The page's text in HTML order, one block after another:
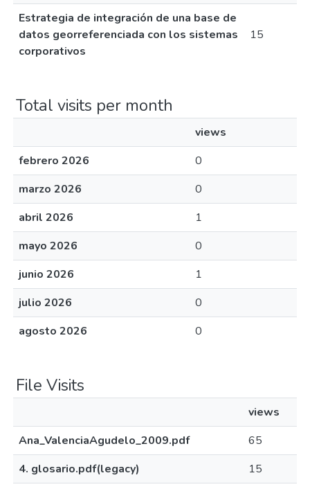
Estrategia de integración de una base de
datos georreferenciada con los sistemas
corporativos
15
Total visits per month
views
febrero 2026
0
marzo 2026
0
abril 2026
1
mayo 2026
0
junio 2026
1
julio 2026
0
agosto 2026
0
File Visits
views
Ana_ValenciaAgudelo_2009.pdf
65
4. glosario.pdf(legacy)
15